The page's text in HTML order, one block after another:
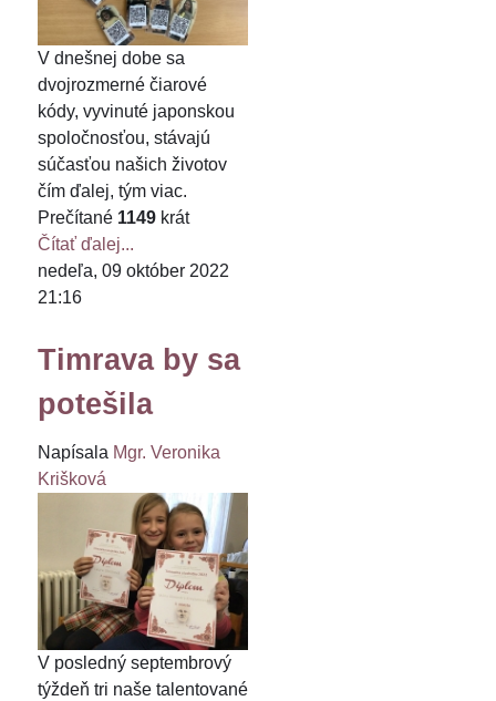
V dnešnej dobe sa
dvojrozmerné čiarové
kódy, vyvinuté japonskou
spoločnosťou, stávajú
súčasťou našich životov
čím ďalej, tým viac.
Prečítané 1149 krát
Čítať ďalej...
nedeľa, 09 október 2022
21:16
Timrava by sa
potešila
Napísala Mgr. Veronika
Krišková
V posledný septembrový
týždeň tri naše talentované